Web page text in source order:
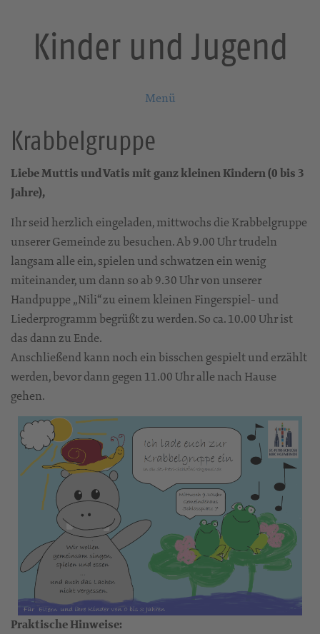
Kinder und Jugend
Menü
Krabbelgruppe
Liebe Muttis und Vatis mit ganz kleinen Kindern (0 bis 3
Jahre),
Ihr seid herzlich eingeladen, mittwochs die Krabbelgruppe
unserer Gemeinde zu besuchen. Ab 9.00 Uhr trudeln
langsam alle ein, spielen und schwatzen ein wenig
miteinander, um dann so ab 9.30 Uhr von unserer
Handpuppe „Nili“ zu einem kleinen Fingerspiel- und
Liederprogramm begrüßt zu werden. So ca. 10.00 Uhr ist
das dann zu Ende.
Anschließend kann noch ein bisschen gespielt und erzählt
werden, bevor dann gegen 11.00 Uhr alle nach Hause
gehen.
Praktische Hinweise: